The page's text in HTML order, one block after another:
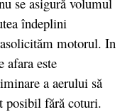
îndeplini
motorul. In
afara este
a aerului să
posibil fără coturi.